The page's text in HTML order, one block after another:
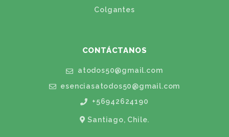
Colgantes
CONTÁCTANOS
atodos50@gmail.com
esenciasatodos50@gmail.com
+56942624190
Santiago, Chile.